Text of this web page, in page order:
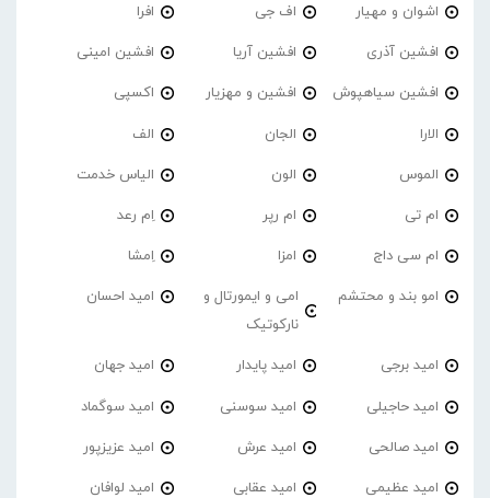
اشوان و مهیار اف جی افرا
افشین آذری افشین آریا افشین امینی
افشین سیاهپوش افشین و مهزیار اکسپی
الارا الجان الف
الموس الون الیاس خدمت
ام تی ام رپر اِم رعد
ام سی داج امزا اِمشا
امو بند و محتشم
امی و ایمورتال و
نارکوتیک
امید احسان
امید برجی امید پایدار امید جهان
امید حاجیلی امید سوسنی امید سوگماد
امید صالحی امید عرش امید عزیزپور
امید عظیمی امید عقابی امید لوافان